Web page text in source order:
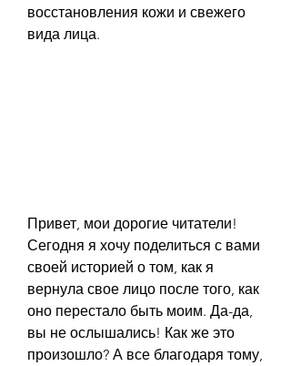
восстановления кожи и свежего
вида лица.
Привет, мои дорогие читатели!
Сегодня я хочу поделиться с вами
своей историей о том, как я
вернула свое лицо после того, как
оно перестало быть моим. Да-да,
вы не ослышались! Как же это
произошло? А все благодаря тому,